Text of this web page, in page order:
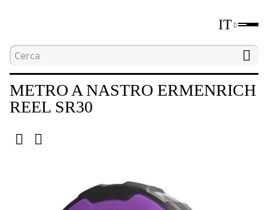
IT
Home Dispositivi di misurazione
METRO A NASTRO ERMENRICH
REEL SR30